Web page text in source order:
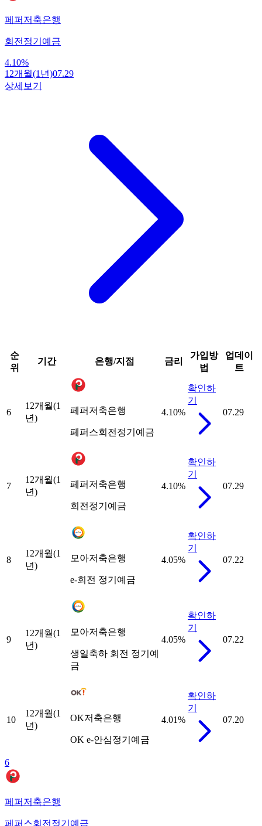
페퍼저축은행
회전정기예금
4.10%
12개월(1년)07.29
상세보기
순
위
기간 은행/지점 금리
가입방
법
업데이
트
6
12개월(1
년)
페퍼저축은행
페퍼스회전정기예금
4.10%
확인하
기
07.29
7
12개월(1
년)
페퍼저축은행
회전정기예금
4.10%
확인하
기
07.29
8
12개월(1
년)
모아저축은행
e-회전 정기예금
4.05%
확인하
기
07.22
9
12개월(1
년)
모아저축은행
생일축하 회전 정기예
금
4.05%
확인하
기
07.22
10
12개월(1
년)
OK저축은행
OK e-안심정기예금
4.01%
확인하
기
07.20
6
페퍼저축은행
페퍼스회전정기예금